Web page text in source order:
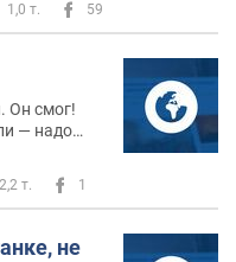
писял
до
1,0 т. 59
Он смог!
— надо
к
с яйцами.
2,2 т. 1
не